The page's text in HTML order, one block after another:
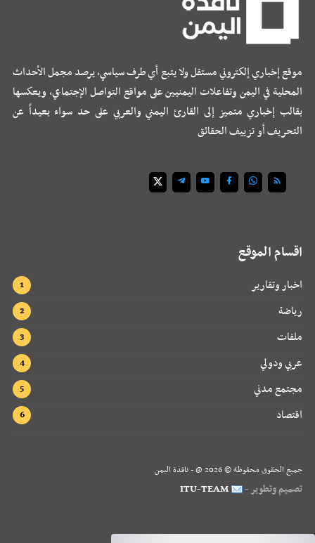
موقع إخباري إلكتروني مستقل ولا يتبع أي طرف سياسي، يرصد مجمل الأحداث
المحلية في اليمن وتفاعلات اليمنيين على مواقع التواصل الإجتماعي، ويعكسها
بقالب إخباري متميز إلى القارئ اليمني والعربي على حد سواء بعيداً عن
التحريف أو تزييف الحقائق
اقسام الموقع
اخبار وتقارير
رياضة
ملفات
عربي ودولي
مجتمع مدني
اقتصاد
جميع الحقوق محفوظة ©2026 @ - نافذة اليمن
تصميم وتطوير - ITU-TEAM